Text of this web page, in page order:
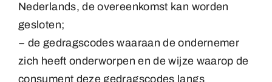
Nederlands, de overeenkomst kan worden
gesloten;
− de gedragscodes waaraan de ondernemer
zich heeft onderworpen en de wijze waarop de
consument deze gedragscodes langs